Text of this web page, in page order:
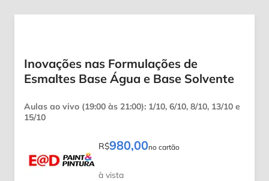
Inovações nas Formulações de
Esmaltes Base Água e Base Solvente
Aulas ao vivo (19:00 às 21:00): 1/10, 6/10, 8/10, 13/10 e
15/10
R$980,00no cartão
à vista